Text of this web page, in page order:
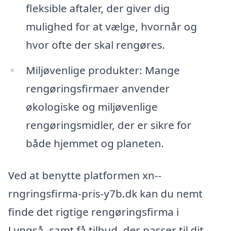
fleksible aftaler, der giver dig
mulighed for at vælge, hvornår og
hvor ofte der skal rengøres.
Miljøvenlige produkter: Mange
rengøringsfirmaer anvender
økologiske og miljøvenlige
rengøringsmidler, der er sikre for
både hjemmet og planeten.
Ved at benytte platformen xn--
rngringsfirma-pris-y7b.dk kan du nemt
finde det rigtige rengøringsfirma i